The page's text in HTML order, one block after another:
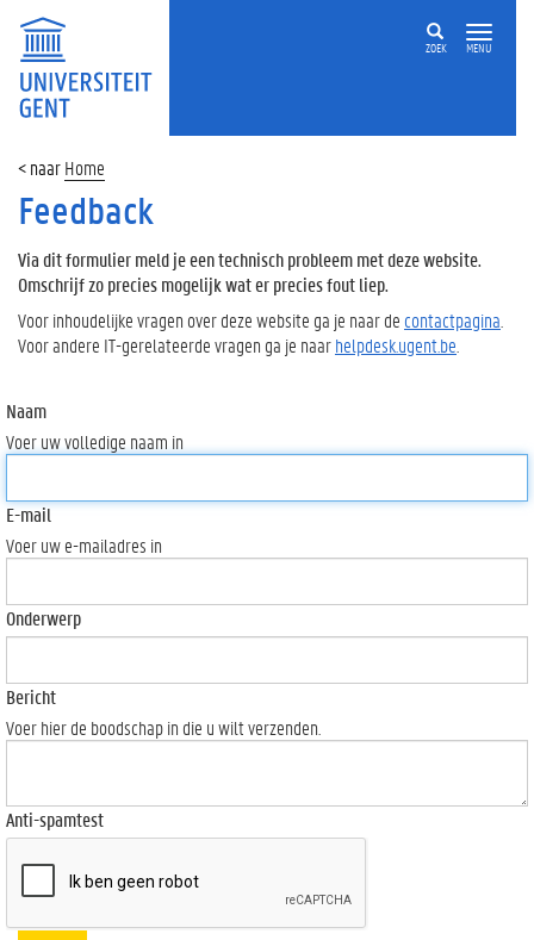
ZOEK MENU
Home
Feedback
Via dit formulier meld je een technisch probleem met deze website.
Omschrijf zo precies mogelijk wat er precies fout liep.
Voor inhoudelijke vragen over deze website ga je naar de contactpagina
Voor andere IT-gerelateerde vragen ga je naarhelpdesk.ugent.be
Naam
Voer uw volledige naam in
E-mail
Voer uw e-mailadres in
Onderwerp
Bericht
Voer hier de boodschap in die u wilt verzenden.
Anti-spamtest